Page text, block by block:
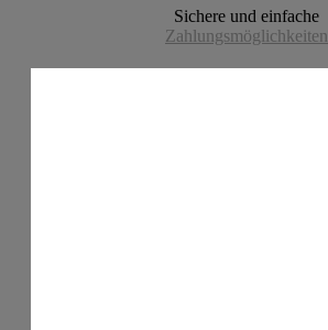
Sichere und einfache
Zahlungsmöglichkeiten